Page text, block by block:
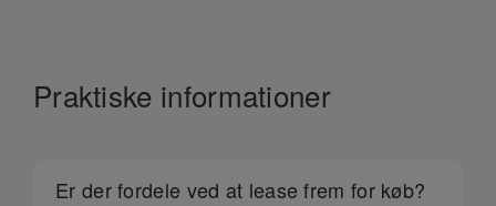
Praktiske informationer
Er der fordele ved at lease frem for køb?